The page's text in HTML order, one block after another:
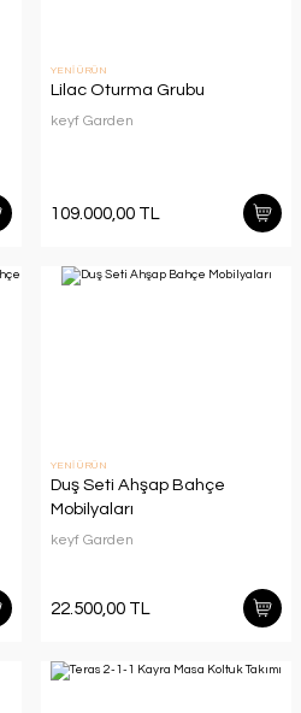
YENİ ÜRÜN
Lilac Oturma Grubu
keyf Garden
109.000,00 TL
YENİ ÜRÜN
Duş Seti Ahşap Bahçe
Mobilyaları
keyf Garden
22.500,00 TL